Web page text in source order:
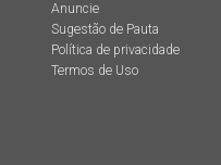
Anuncie
Sugestão de Pauta
Política de privacidade
Termos de Uso